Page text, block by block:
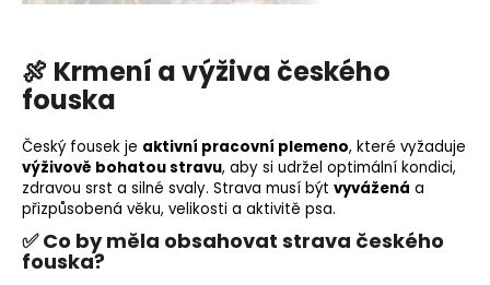
🍖 Krmení a výživa českého
fouska
Český fousek je aktivní pracovní plemeno, které vyžaduje
výživově bohatou stravu, aby si udržel optimální kondici,
zdravou srst a silné svaly. Strava musí být vyvážená a
přizpůsobená věku, velikosti a aktivitě psa.
✅ Co by měla obsahovat strava českého
fouska?